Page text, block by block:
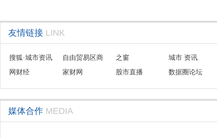
友情链接 LINK
搜狐·城市资讯
自由贸易区商
会联盟
之窗
城市 资讯
网财经
家财网 股市直播 数据圈论坛
媒体合作 MEDIA